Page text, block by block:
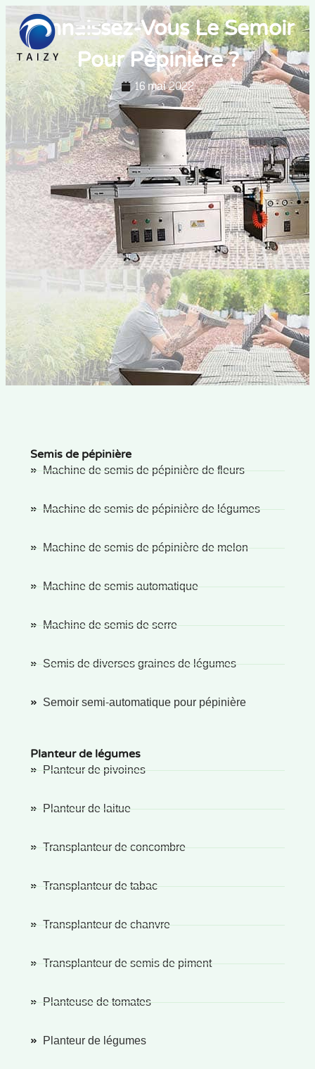
Connaissez-Vous Le Semoir
Pour Pépinière ?
16 mai 2022
Semis de pépinière
Machine de semis de pépinière de fleurs
Machine de semis de pépinière de légumes
Machine de semis de pépinière de melon
Machine de semis automatique
Machine de semis de serre
Semis de diverses graines de légumes
Semoir semi-automatique pour pépinière
Planteur de légumes
Planteur de pivoines
Planteur de laitue
Transplanteur de concombre
Transplanteur de tabac
Transplanteur de chanvre
Transplanteur de semis de piment
Planteuse de tomates
Planteur de légumes